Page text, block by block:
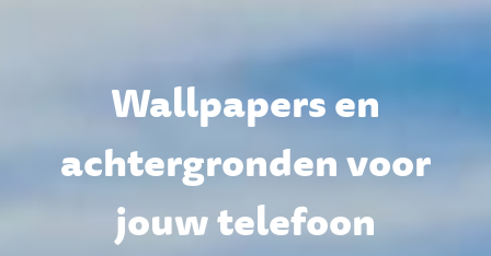
Wallpapers en
achtergronden voor
jouw telefoon